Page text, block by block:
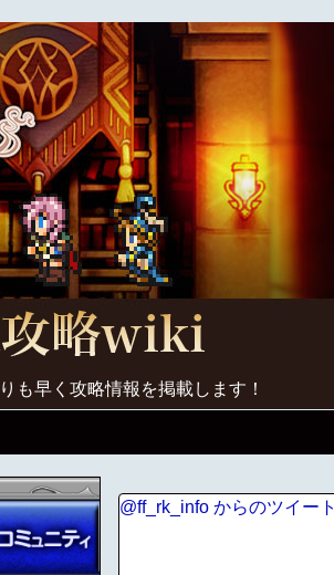
も早く攻略情報を掲載します！
@ff_rk_info からのツイート